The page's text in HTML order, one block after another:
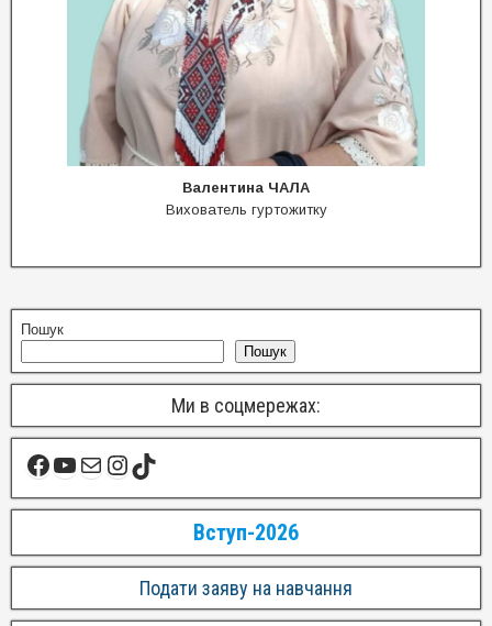
Валентина ЧАЛА
Вихователь гуртожитку
Пошук
Пошук
Ми в соцмережах:
Вступ-2026
Подати заяву на навчання